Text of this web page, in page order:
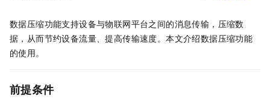
数据压缩功能支持设备与物联网平台之间的消息传输，压缩数
据，从而节约设备流量、提高传输速度。本文介绍数据压缩功能
的使用。
前提条件